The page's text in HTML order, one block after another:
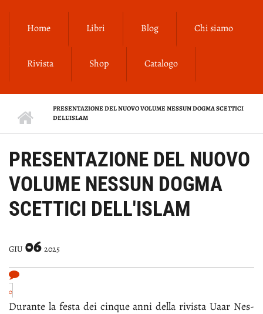
Home Libri Blog Chi siamo
Rivista Shop Catalogo
PRESENTAZIONE DEL NUOVO VOLUME NESSUN DOGMA SCETTICI
DELL'ISLAM
PRESENTAZIONE DEL NUOVO
VOLUME NESSUN DOGMA
SCETTICI DELL'ISLAM
GIU 06 2025
0
Du­ran­te la fe­sta dei cin­que an­ni del­la ri­vi­sta Uaar Nes­